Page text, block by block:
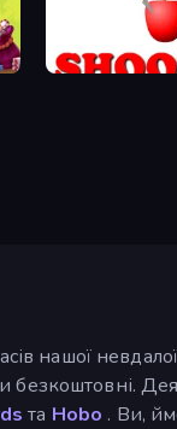
Apple Shooter
нашої
безкоштовні.
та Hobo . Ви,